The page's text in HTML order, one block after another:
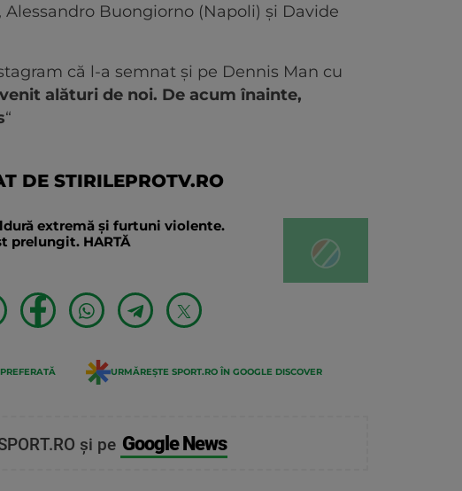
Alessandro Buongiorno (Napoli) și Davide
că l-a semnat și pe Dennis Man cu
alături de noi. De acum înainte,
“
DE STIRILEPROTV.RO
extremă și furtuni violente.
prelungit. HARTĂ
URMĂREȘTE SPORT.RO ÎN GOOGLE DISCOVER
și pe Google News